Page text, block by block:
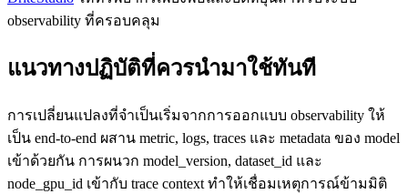
observability ที่ครอบคลุม
แนวทางปฏิบัติที่ควรนำมาใช้ทันที
การเปลี่ยนแปลงที่จำเป็นเริ่มจากการออกแบบ observability ให้
เป็น end-to-end ผสาน metric, logs, traces และ metadata ของ model
เข้าด้วยกัน การผนวก model_version, dataset_id และ
node_gpu_id เข้ากับ trace context ทำให้เชื่อมเหตุการณ์ข้ามมิติ